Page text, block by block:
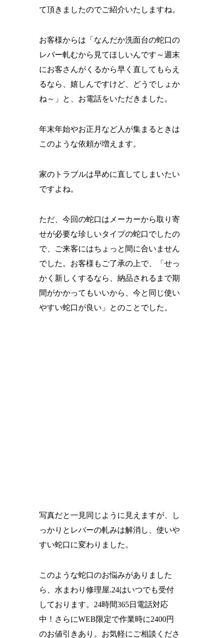
て頂きましたのでご紹介いたしますね。
お客様からは「なんだか洗面台の蛇口の
レバー軋むから見てほしいんです～週末
にお客さんがくるから早く直してもらえ
るなら、嬉しんですけど、どうでしょか
ね～」と、お電話をいただきました。
年末年始やお正月など人が集まるときは
このような依頼が増えます。
家のトラブルは早めに直してしまいたい
ですよね。
ただ、今回の蛇口はメーカーから取り寄
せが必要な珍しいタイプの蛇口でしたの
で、ご来客にはちょっと間に合いません
でした。お客様もご了承の上で、「せっ
かく新しくするなら、納品されるまで期
間がかかってもいいから、今と同じ使い
やすい蛇口が良い」とのことでした。
写真だと一見同じように見えますが、し
っかりとレバーの軋みは解消し、使いや
すい蛇口に変わりました。
このような蛇口のお悩みがありました
ら、水まわり修理屋.24はいつでも受付
しております。24時間365日電話対応
中！さらにWEB限定で作業時に2400円
のお値引きあり。お気軽にご相談くださ